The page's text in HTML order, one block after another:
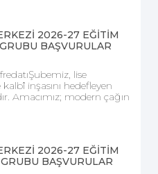
2026-27 EĞİTİM
BAŞVURULAR
lise
inşasını hedefleyen
Amacımız; modern çağın
2026-27 EĞİTİM
BAŞVURULAR